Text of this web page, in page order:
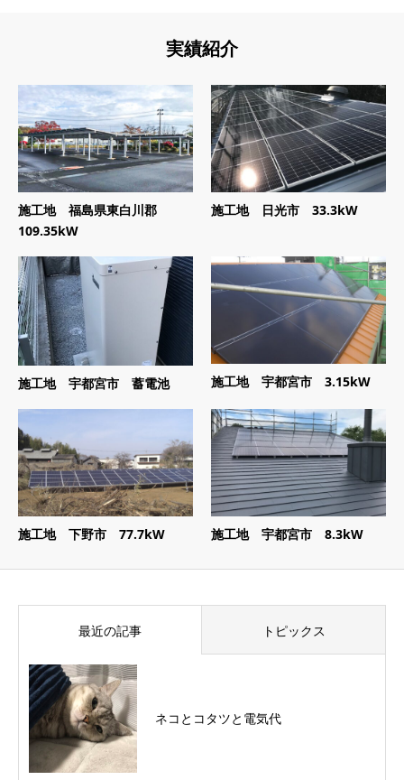
実績紹介
施工地 福島県東白川郡
109.35kW
施工地 日光市 33.3kW
施工地 宇都宮市 蓄電池 施工地 宇都宮市 3.15kW
施工地 下野市 77.7kW 施工地 宇都宮市 8.3kW
最近の記事 トピックス
ネコとコタツと電気代